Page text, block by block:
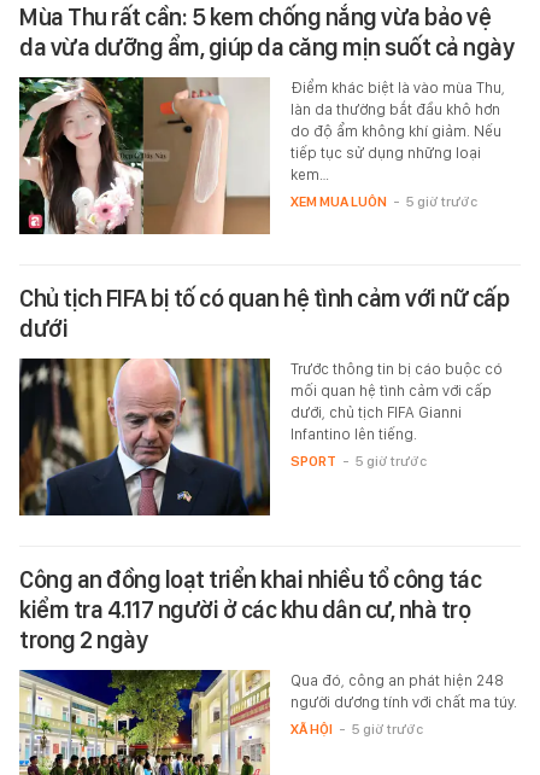
Mùa Thu rất cần: 5 kem chống nắng vừa bảo vệ
da vừa dưỡng ẩm, giúp da căng mịn suốt cả ngày
Điểm khác biệt là vào mùa Thu,
làn da thường bắt đầu khô hơn
do độ ẩm không khí giảm. Nếu
tiếp tục sử dụng những loại
kem…
XEM MUA LUÔN - 5 giờ trước
Chủ tịch FIFA bị tố có quan hệ tình cảm với nữ cấp
dưới
Trước thông tin bị cáo buộc có
mối quan hệ tình cảm với cấp
dưới, chủ tịch FIFA Gianni
Infantino lên tiếng.
SPORT - 5 giờ trước
Công an đồng loạt triển khai nhiều tổ công tác
kiểm tra 4.117 người ở các khu dân cư, nhà trọ
trong 2 ngày
Qua đó, công an phát hiện 248
người dương tính với chất ma túy.
XÃ HỘI - 5 giờ trước